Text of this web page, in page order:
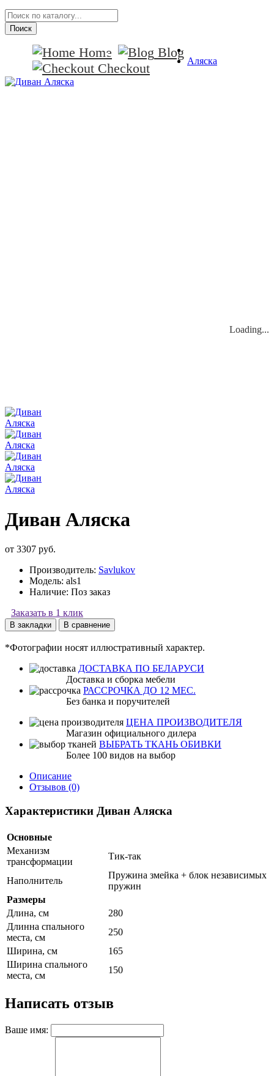
Поиск
Home
Blog
Checkout
Аляска
Loading...
Loading...
Диван Аляска
от 3307 руб.
Производитель: Savlukov
Модель: als1
Наличие: Поз заказ
Заказать в 1 клик
В закладки В сравнение
*Фотографии носят иллюстративный характер.
ДОСТАВКА ПО БЕЛАРУСИ
Доставка и сборка мебели
РАССРОЧКА ДО 12 МЕС.
Без банка и поручителей
ЦЕНА ПРОИЗВОДИТЕЛЯ
Магазин официального дилера
ВЫБРАТЬ ТКАНЬ ОБИВКИ
Более 100 видов на выбор
Описание
Отзывов (0)
Характеристики Диван Аляска
Основные
Механизм
трансформации
Тик-так
Наполнитель
Пружина змейка + блок независимых
пружин
Размеры
Длина, см
280
Длинна спального
места, см
250
Ширина, см
165
Ширина спального
места, см
150
Написать отзыв
Ваше имя: